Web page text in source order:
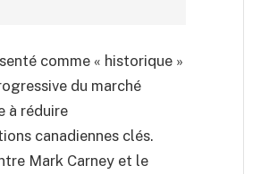
comme « historique »
du marché
à réduire
canadiennes clés.
Mark Carney et le